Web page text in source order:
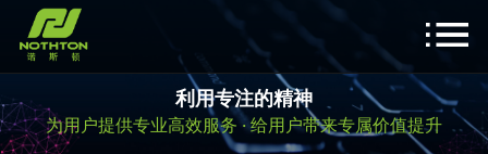
利用专注的精神
为用户提供专业高效服务 · 给用户带来专属价值提升